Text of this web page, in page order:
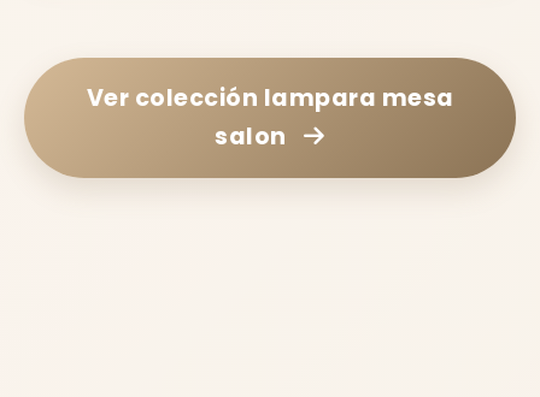
Ver colección lampara mesa
salon